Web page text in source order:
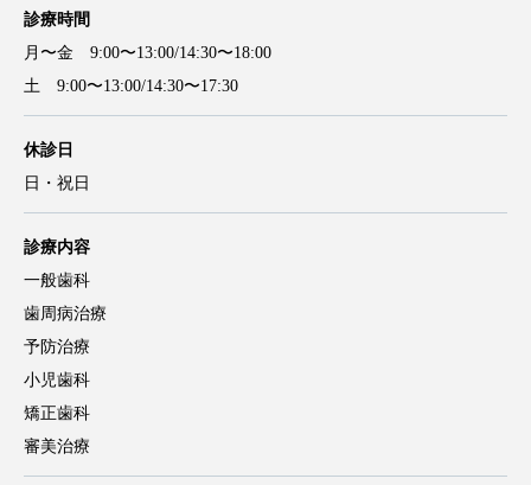
診療時間
月〜金 9:00〜13:00/14:30〜18:00
土 9:00〜13:00/14:30〜17:30
休診日
日・祝日
診療内容
一般歯科
歯周病治療
予防治療
小児歯科
矯正歯科
審美治療